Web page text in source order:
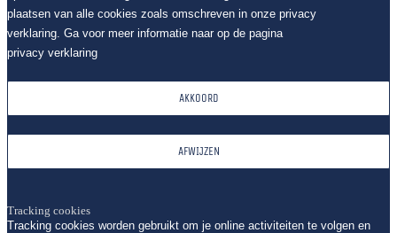
plaatsen van alle cookies zoals omschreven in onze privacy
verklaring. Ga voor meer informatie naar op de pagina
privacy verklaring
AKKOORD
AFWIJZEN
Tracking cookies
Tracking cookies worden gebruikt om je online activiteiten te volgen en